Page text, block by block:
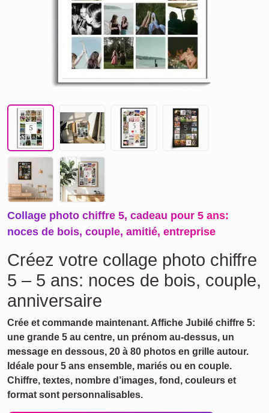
Collage photo chiffre 5, cadeau pour 5 ans:
noces de bois, couple, amitié, entreprise
Créez votre collage photo chiffre
5 – 5 ans: noces de bois, couple,
anniversaire
Crée et commande maintenant. Affiche Jubilé chiffre 5:
une grande 5 au centre, un prénom au‑dessus, un
message en dessous, 20 à 80 photos en grille autour.
Idéale pour 5 ans ensemble, mariés ou en couple.
Chiffre, textes, nombre d’images, fond, couleurs et
format sont personnalisables.